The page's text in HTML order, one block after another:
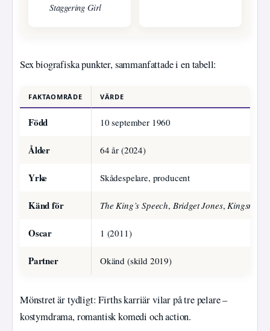
Staggering Girl
Sex biografiska punkter, sammanfattade i en tabell:
FAKTAOMRÅDE VÄRDE
Född 10 september 1960
Ålder 64 år (2024)
Yrke Skådespelare, producent
Känd för The King’s Speech, Bridget Jones, Kingsman
Oscar 1 (2011)
Partner Okänd (skild 2019)
Mönstret är tydligt: Firths karriär vilar på tre pelare –
kostymdrama, romantisk komedi och action.